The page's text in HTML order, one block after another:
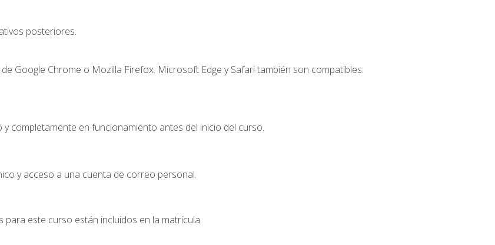
posteriores.
Google Chrome o Mozilla Firefox. Microsoft Edge y Safari también son compatibles.
completamente en funcionamiento antes del inicio del curso.
y acceso a una cuenta de correo personal.
este curso están incluidos en la matrícula.